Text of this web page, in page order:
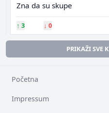
Zna da su skupe
↑ 3 ↓ 0
PRIKAŽI SVE
Početna
Impressum